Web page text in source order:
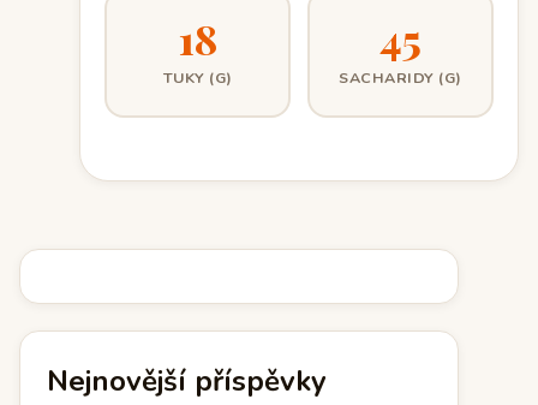
18
TUKY (G)
45
SACHARIDY (G)
Nejnovější příspěvky